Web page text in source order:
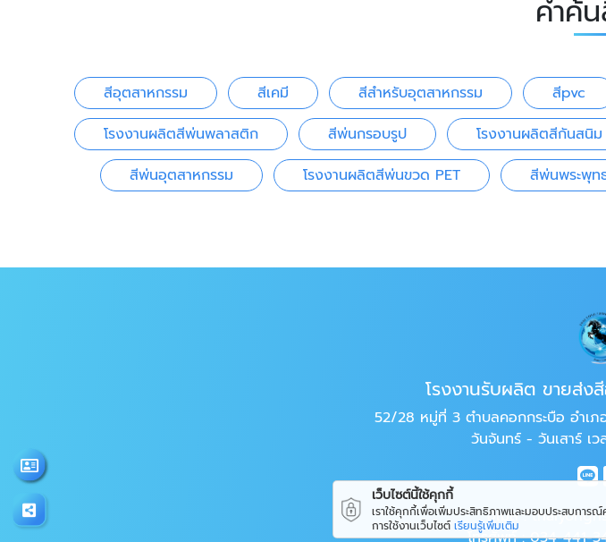
คำค้
สีอุตสาหกรรม สีเคมี สีสำหรับอุตสาหกรรม สีpvc
โรงงานผลิตสีพ่นพลาสติก
สีพ่นกรอบรูป โรงงานผลิตสีกันสนิม
สีพ่นอุตสาหกรรม
โรงงานผลิตสีพ่นขวด PET สีพ่นพระพุท
โรงงานรับผลิต ขายส่ง
52/28 หมู่ที่ 3 ตำบลคอกกระบือ อำเ
วันจันทร์ - วันเสาร์ เ
อีเมล :
เว็บไซต์นี้ใช้คุกกี้
เราใช้คุกกี้เพื่อเพิ่มประสิทธิภาพและมอบประสบการ
การใช้งานเว็บไซต์ เรียนรู้เพิ่มเติม